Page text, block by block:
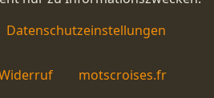
Datenschutzeinstellungen
motscroises.fr